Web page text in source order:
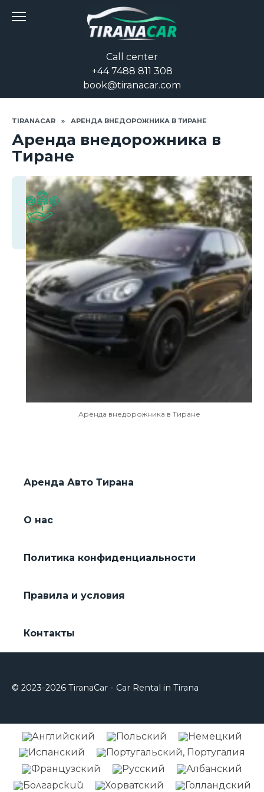
Call center
+44 7488 811 308
book@tiranacar.com
TIRANACAR » АРЕНДА ВНЕДОРОЖНИКА В ТИРАНЕ
Аренда внедорожника в
Тиране
Аренда внедорожника в Тиране
Аренда Авто Тирана
О нас
Политика конфиденциальности
Правила и условия
Контакты
© 2023-2026 TiranaCar - Car Rental in Tirana